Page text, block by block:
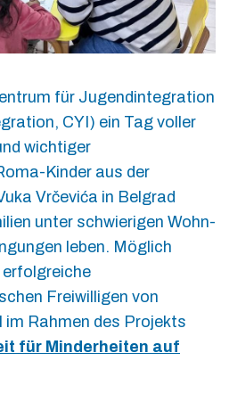
für Jugendintegration
CYI) ein Tag voller
wichtiger
Kinder aus der
Vrčevića in Belgrad
unter schwierigen Wohn-
leben. Möglich
erfolgreiche
Freiwilligen von
im Rahmen des Projekts
für Minderheiten auf